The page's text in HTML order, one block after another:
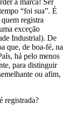
a marca! Ser
“foi sua”. É
registra
exceção
Industrial). De
que, de boa-fé, na
há pelo menos
para distinguir
ou afim,
registrada?